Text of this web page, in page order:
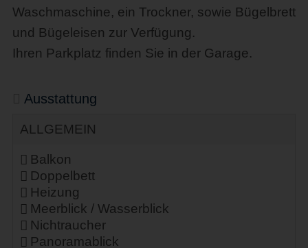
Waschmaschine, ein Trockner, sowie Bügelbrett
und Bügeleisen zur Verfügung.
Ihren Parkplatz finden Sie in der Garage.
Ausstattung
ALLGEMEIN
Balkon
Doppelbett
Heizung
Meerblick / Wasserblick
Nichtraucher
Panoramablick